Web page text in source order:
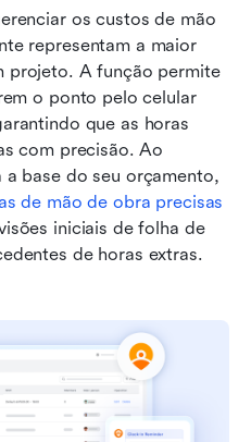
os custos de mão
representam a maior
projeto. A função permite
o ponto pelo celular
que as horas
com precisão. Ao
base do seu orçamento,
de mão de obra precisas
iniciais de folha de
de horas extras.